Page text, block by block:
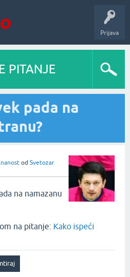
Prijava
PITANJE
pada na
od Svetozar
na namazanu
na pitanje: Kako ispeći